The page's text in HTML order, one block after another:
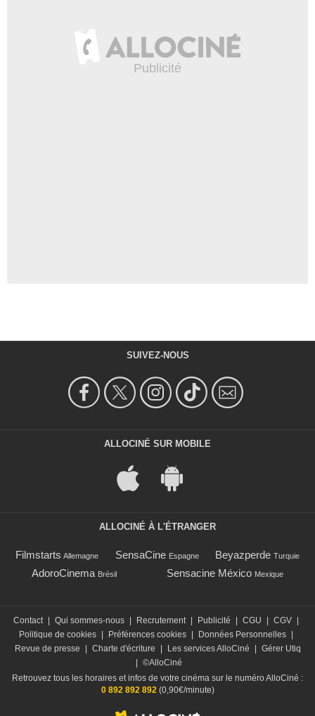
SUIVEZ-NOUS
ALLOCINÉ SUR MOBILE
ALLOCINÉ À L'ÉTRANGER
Filmstarts Allemagne SensaCine Espagne Beyazperde Turquie
AdoroCinema Brésil Sensacine México Mexique
Contact Qui sommes-nous Recrutement Publicité CGU CGV
Politique de cookies
Préférences cookies Données Personnelles
Revue de presse
Charte d'écriture Les services AlloCiné
Gérer Utiq
©AlloCiné
Retrouvez tous les horaires et infos de votre cinéma sur le numéro AlloCiné :
0 892 892 892(0,90€/minute)